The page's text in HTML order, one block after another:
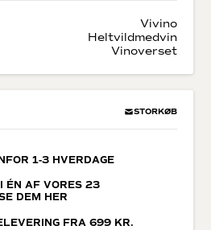
Vivino
Heltvildmedvin
Vinoverset
STORKØB
1-3 HVERDAGE
ÉN AF VORES 23
DEM HER
FRA 699 KR.